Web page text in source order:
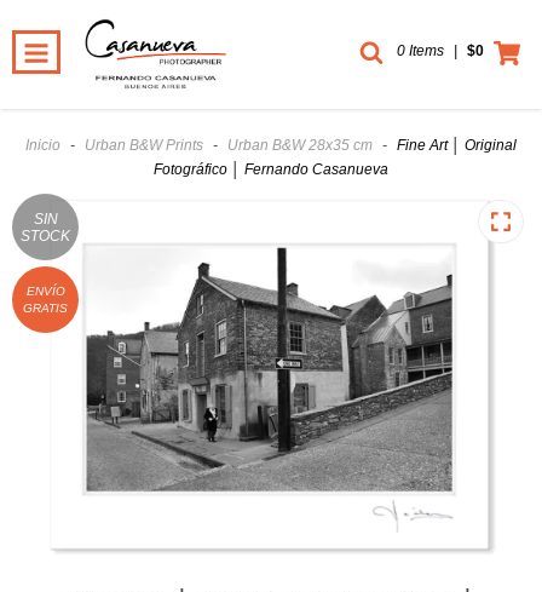
0 Items $0
Inicio - Urban B&W Prints - Urban B&W 28x35 cm - Fine Art │ Original
Fotográfico │ Fernando Casanueva
SIN
STOCK
ENVÍO
GRATIS